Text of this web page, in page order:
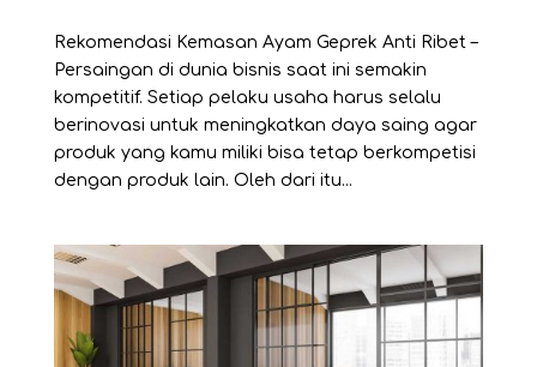
Rekomendasi Kemasan Ayam Geprek Anti Ribet –
Persaingan di dunia bisnis saat ini semakin
kompetitif. Setiap pelaku usaha harus selalu
berinovasi untuk meningkatkan daya saing agar
produk yang kamu miliki bisa tetap berkompetisi
dengan produk lain. Oleh dari itu...